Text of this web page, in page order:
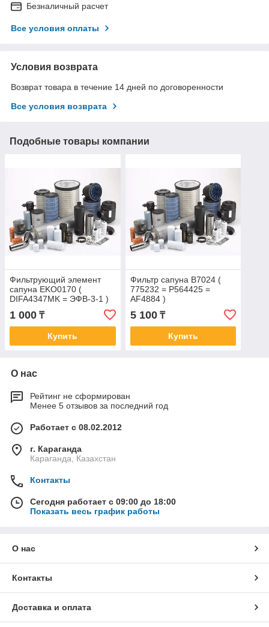
Безналичный расчет
Все условия оплаты
Условия возврата
Возврат товара в течение 14 дней по договоренности
Все условия возврата
Подобные товары компании
Фильтрующий элемент
сапуна EKO0170 (
DIFA4347MK = ЭФВ-3-1 )
1 000 ₸
Купить
Фильтр сапуна B7024 (
775232 = P564425 =
AF4884 )
5 100₸
Купить
О нас
Рейтинг не сформирован
Менее 5 отзывов за последний год
Работает с 08.02.2012
г. Караганда
Караганда, Казахстан
Контакты
Сегодня работает с 09:00 до 18:00
Показать весь график работы
О нас
Контакты
Доставка и оплата